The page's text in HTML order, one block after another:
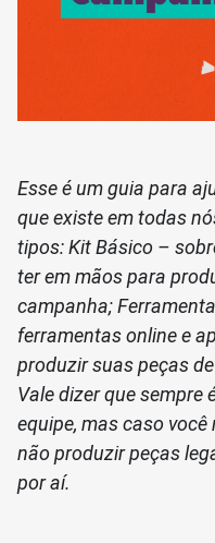
Esse é um guia para
que existe em todas
tipos: Kit Básico –
ter em mãos para
campanha;
ferramentas online e
produzir suas peças
Vale dizer que sempre
equipe, mas caso
não produzir peças
por aí.